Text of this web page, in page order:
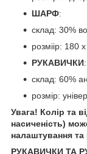
ШАРФ:
склад: 30%
розміір: 180
РУКАВИЧКИ:
склад: 60%
розмір:
Увага! Колір та
насиченість)
налаштування
РУКАВИЧКИ ТА